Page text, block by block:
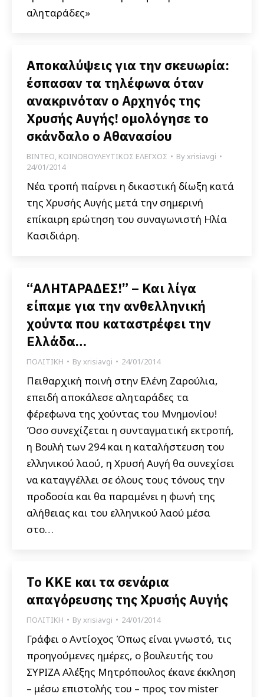
αληταράδες»
Αποκαλύψεις για την σκευωρία:
έσπασαν τα τηλέφωνα όταν
ανακρινόταν ο Αρχηγός της
Χρυσής Αυγής! ομολόγησε το
σκάνδαλο ο Αθανασίου
ΒΙΝΤΕΟ, ΚΟΙΝΟΒΟΥΛΕΥΤΙΚΟΣ ΕΛΕΓΧΟΣ Byxrisiavgi
24/01/2014
Νέα τροπή παίρνει η δικαστική δίωξη κατά
της Χρυσής Αυγής μετά την σημερινή
επίκαιρη ερώτηση του συναγωνιστή Ηλία
Κασιδιάρη.
“ΑΛΗΤΑΡΑΔΕΣ!” – Και λίγα
είπαμε για την ανθελληνική
χούντα που καταστρέφει την
Ελλάδα…
ΠΟΛΙΤΙΚΗ Byxrisiavgi 24/01/2014
Πειθαρχική ποινή στην Ελένη Ζαρούλια,
επειδή αποκάλεσε αληταράδες τα
φέρεφωνα της χούντας του Μνημονίου!
Όσο συνεχίζεται η συνταγματική εκτροπή,
η Βουλή των 294 και η καταλήστευση του
ελληνικού λαού, η Χρυσή Αυγή θα συνεχίσει
να καταγγέλλει σε όλους τους τόνους την
προδοσία και θα παραμένει η φωνή της
αλήθειας και του ελληνικού λαού μέσα
στο…
Το ΚΚΕ και τα σενάρια
απαγόρευσης της Χρυσής Αυγής
ΠΟΛΙΤΙΚΗ Byxrisiavgi 24/01/2014
Γράφει ο Αντίοχος Όπως είναι γνωστό, τις
προηγούμενες ημέρες, ο βουλευτής του
ΣΥΡΙΖΑ Αλέξης Μητρόπουλος έκανε έκκληση
– μέσω επιστολής του – προς τον mister